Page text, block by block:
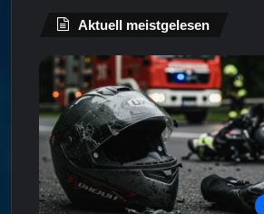
Aktuell meistgelesen